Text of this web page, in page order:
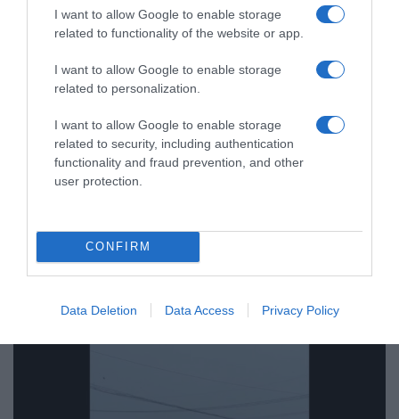
I want to allow Google to enable storage
related to functionality of the website or app.
I want to allow Google to enable storage
related to personalization.
I want to allow Google to enable storage
related to security, including authentication
functionality and fraud prevention, and other
user protection.
CONFIRM
Data Deletion Data Access Privacy Policy
ΔΙΕΘΝΗ
ναυτιλία στην πρώτη γραμμή ενός
ακήρυχτου πολέμου
εγκαταστάσεις